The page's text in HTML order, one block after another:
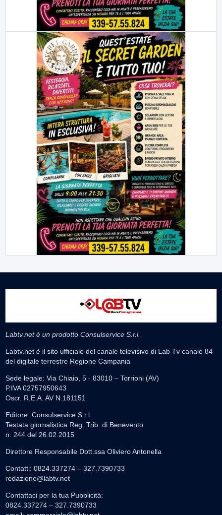
Labtv.net è un prodotto Consulservice S.r.l.
Labtv.net è il sito ufficiale del canale televisivo di Lab Tv canale 84
del digitale terrestre Regione Campania
Sede legale: Via Chiaio, 5 - 83010 – Torrioni (AV)
P.IVA 02757950643
Oscr. R.E.A. AV N.181151
Editore: Consulservice S.r.l.
Testata giornalistica Reg. Trib. di Benevento
n. 244 del 26.02.2015
Direttore Responsabile Dott.ssa Oliviero Antonella
Contatti: 0824.337274 – 327.7390733
redazione@labtv.net
Contattaci per la tua Pubblicità:
0824.337274 – 327.7390733